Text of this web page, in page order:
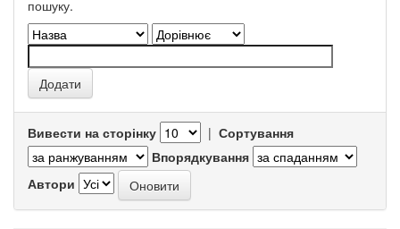
пошуку.
Вивести на сторінку | Сортування
Впорядкування
Автори